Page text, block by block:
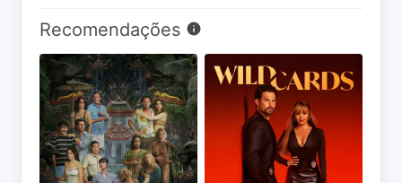
Recomendações